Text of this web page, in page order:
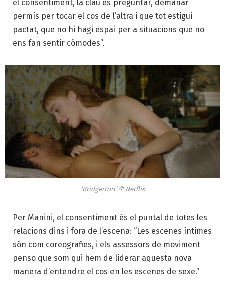
el consentiment, la clau és preguntar, demanar
permís per tocar el cos de l’altra i que tot estigui
pactat, que no hi hagi espai per a situacions que no
ens fan sentir còmodes”.
‘Bridgerton’ © Netflix
Per Manini, el consentiment és el puntal de totes les
relacions dins i fora de l’escena: “Les escenes íntimes
són com coreografies, i els assessors de moviment
penso que som qui hem de liderar aquesta nova
manera d’entendre el cos en les escenes de sexe.”